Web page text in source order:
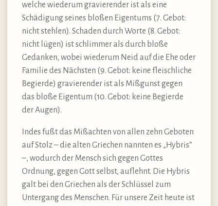
welche wiederum gravierender ist als eine
Schädigung seines bloßen Eigentums (7. Gebot:
nicht stehlen). Schaden durch Worte (8. Gebot:
nicht lügen) ist schlimmer als durch bloße
Gedanken, wobei wiederum Neid auf die Ehe oder
Familie des Nächsten (9. Gebot: keine fleischliche
Begierde) gravierender ist als Mißgunst gegen
das bloße Eigentum (10. Gebot: keine Begierde
der Augen).
Indes fußt das Mißachten von allen zehn Geboten
auf Stolz – die alten Griechen nannten es „Hybris“
–, wodurch der Mensch sich gegen Gottes
Ordnung, gegen Gott selbst, auflehnt. Die Hybris
galt bei den Griechen als der Schlüssel zum
Untergang des Menschen. Für unsere Zeit heute ist